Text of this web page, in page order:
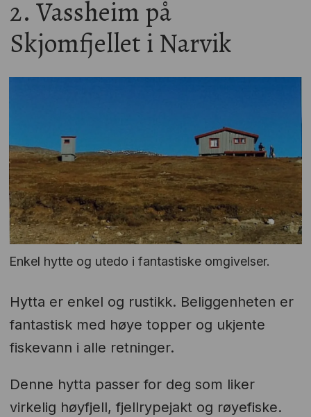
2. Vassheim på
Skjomfjellet i Narvik
Enkel hytte og utedo i fantastiske omgivelser.
Hytta er enkel og rustikk. Beliggenheten er
fantastisk med høye topper og ukjente
fiskevann i alle retninger.
Denne hytta passer for deg som liker
virkelig høyfjell, fjellrypejakt og røyefiske.